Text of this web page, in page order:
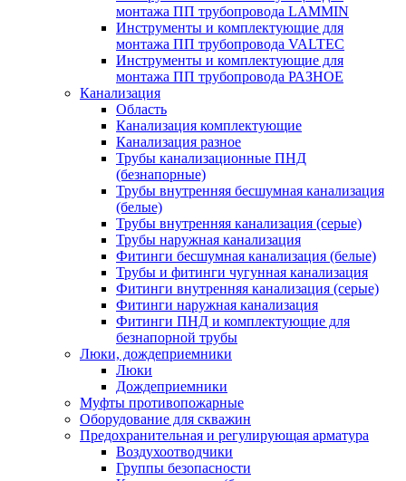
монтажа ПП трубопровода LAMMIN
Инструменты и комплектующие для
монтажа ПП трубопровода VALTEC
Инструменты и комплектующие для
монтажа ПП трубопровода РАЗНОЕ
Канализация
Область
Канализация комплектующие
Канализация разное
Трубы канализационные ПНД
(безнапорные)
Трубы внутренняя бесшумная канализация
(белые)
Трубы внутренняя канализация (серые)
Трубы наружная канализация
Фитинги бесшумная канализация (белые)
Трубы и фитинги чугунная канализация
Фитинги внутренняя канализация (серые)
Фитинги наружная канализация
Фитинги ПНД и комплектующие для
безнапорной трубы
Люки, дождеприемники
Люки
Дождеприемники
Муфты противопожарные
Оборудование для скважин
Предохранительная и регулирующая арматура
Воздухоотводчики
Группы безопасности